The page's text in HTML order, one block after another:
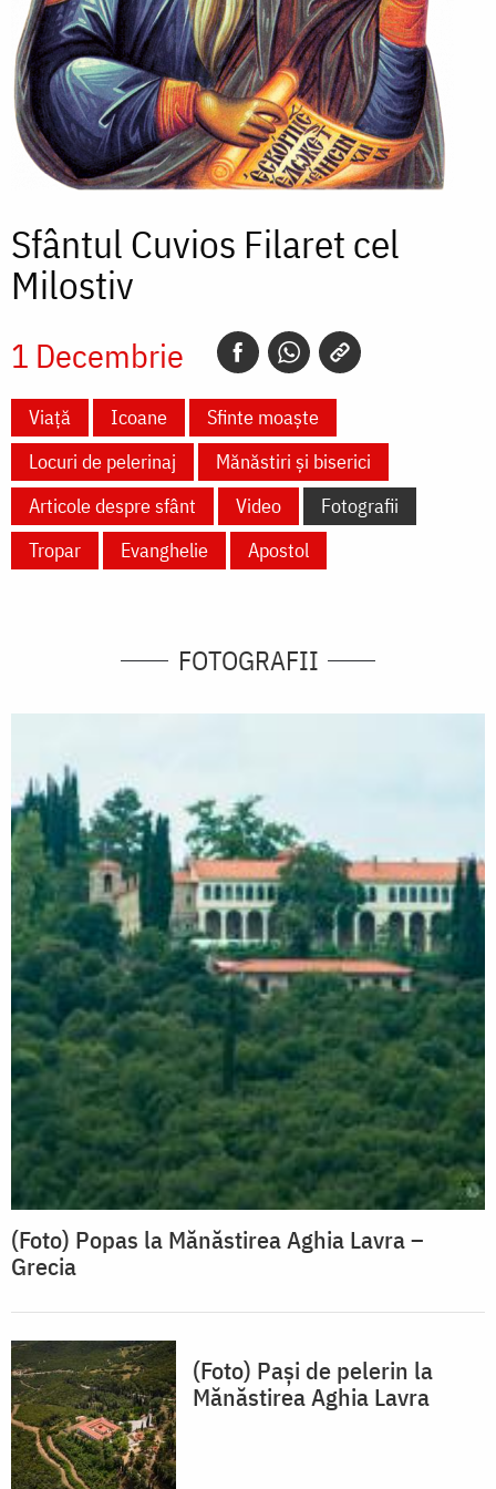
Sfântul Cuvios Filaret cel
Milostiv
1 Decembrie
Viață Icoane
Sfinte moaște
Locuri de pelerinaj
Mănăstiri și biserici
Articole despre sfânt
Video
Fotografii
Tropar
Evanghelie Apostol
FOTOGRAFII
(Foto) Popas la Mănăstirea Aghia Lavra –
Grecia
(Foto) Pași de pelerin la
Mănăstirea Aghia Lavra